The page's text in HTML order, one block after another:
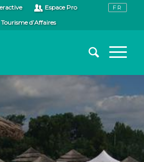
Espace Pro
Tourisme d’Affaires